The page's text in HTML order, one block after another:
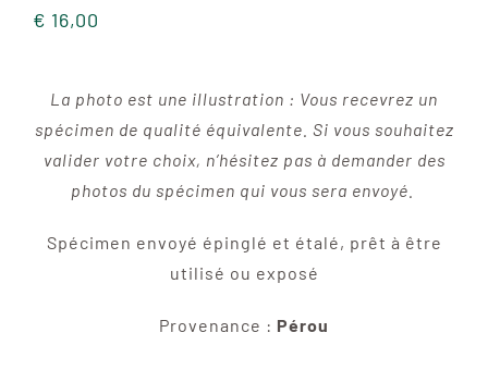
€ 16,00
La photo est une illustration : Vous recevrez un
spécimen de qualité équivalente. Si vous souhaitez
valider votre choix, n’hésitez pas à demander des
photos du spécimen qui vous sera envoyé.
Spécimen envoyé épinglé et étalé, prêt à être
utilisé ou exposé
Provenance : Pérou